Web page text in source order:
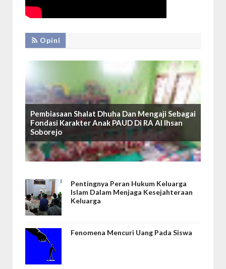
Opini
Pembiasaan Shalat Dhuha Dan Mengaji Sebagai
Fondasi Karakter Anak PAUD Di RA Al Ihsan
Soborejo
Pentingnya Peran Hukum Keluarga
Islam Dalam Menjaga Kesejahteraan
Keluarga
Fenomena Mencuri Uang Pada Siswa